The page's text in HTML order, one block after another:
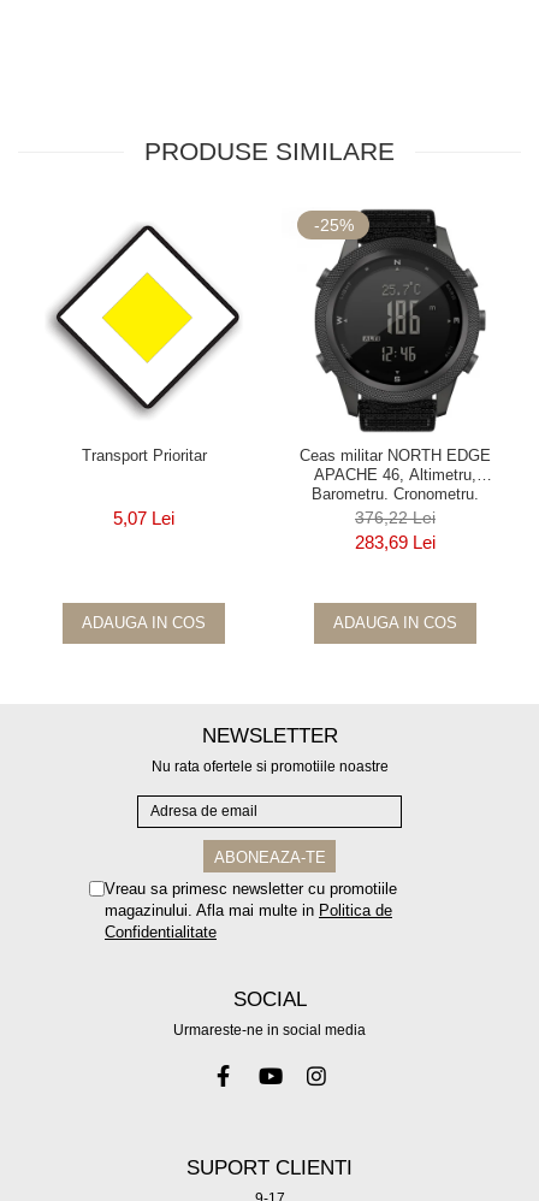
PRODUSE SIMILARE
Transport Prioritar
5,07 Lei
ADAUGA IN COS
-25%
Ceas militar NORTH EDGE
APACHE 46, Altimetru,
Barometru, Cronometru,
Termometru, Pedometru, Busola
376,22 Lei
283,69 Lei
ADAUGA IN COS
NEWSLETTER
Nu rata ofertele si promotiile noastre
Vreau sa primesc newsletter cu promotiile
magazinului. Afla mai multe in Politica de
Confidentialitate
SOCIAL
Urmareste-ne in social media
SUPORT CLIENTI